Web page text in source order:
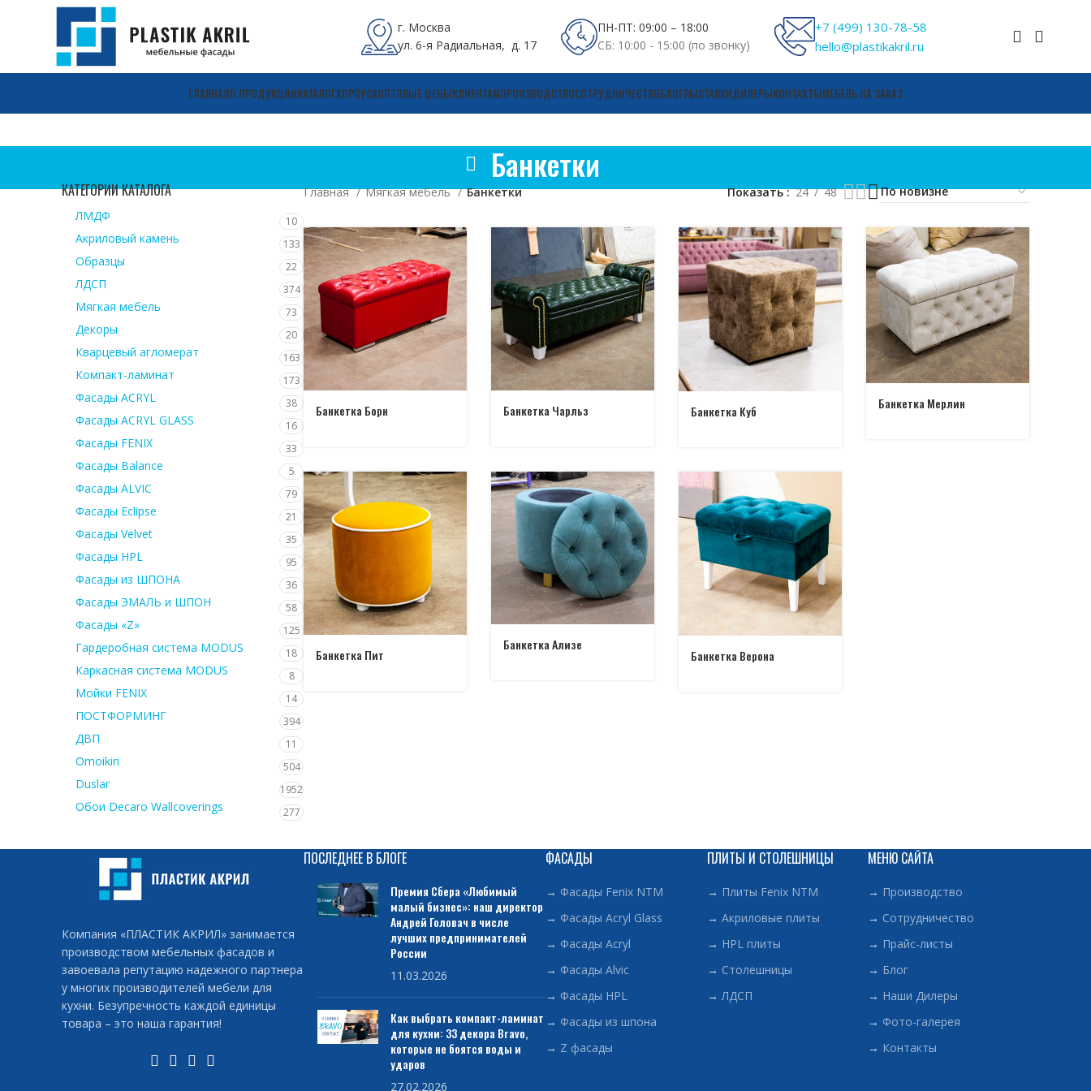
г. Москва
ул. 6-я Радиальная, д. 17
ПН-ПТ: 09:00 – 18:00
СБ: 10:00 - 15:00 (по звонку)
+7 (499) 130-78-58
hello@plastikakril.ru
ГЛАВНАЯО ПРОДУКЦИИКАТАЛОГКОРПУСАОПТОВЫЕ ЦЕНЫКЛИЕНТАМПРОИЗВОДСТВОСОТРУДНИЧЕСТВОБЛОГВЫСТАВКИДИЛЕРЫКОНТАКТЫМЕБЕЛЬ НА ЗАКАЗ
Банкетки
КАТЕГОРИИ КАТАЛОГА
ЛМДФ 10
Акриловый камень 133
Образцы 22
ЛДСП 374
Мягкая мебель 73
Декоры 20
Кварцевый агломерат 163
Компакт-ламинат 173
Фасады ACRYL 38
Фасады ACRYL GLASS 16
Фасады FENIX 33
Фасады Balance 5
Фасады ALVIC 79
Фасады Eclipse 21
Фасады Velvet 35
Фасады HPL 95
Фасады из ШПОНА 36
Фасады ЭМАЛЬ и ШПОН 58
Фасады «Z» 125
Гардеробная система MODUS 18
Каркасная система MODUS 8
Мойки FENIX 14
ПОСТФОРМИНГ 394
ДВП 11
Omoikiri 504
Duslar 1952
Обои Decaro Wallcoverings 277
Главная Мягкая мебель Банкетки Показать 24 48
Банкетка Борн Банкетка Чарльз Банкетка Куб Банкетка Мерлин
Банкетка Пит
Банкетка Ализе
Банкетка Верона
Компания «ПЛАСТИК АКРИЛ» занимается
производством мебельных фасадов и
завоевала репутацию надежного партнера
у многих производителей мебели для
кухни. Безупречность каждой единицы
товара – это наша гарантия!
ПОСЛЕДНЕЕ В БЛОГЕ
Премия Сбера «Любимый
малый бизнес»: наш директор
Андрей Головач в числе
лучших предпринимателей
России
11.03.2026
Как выбрать компакт-ламинат
для кухни: 33 декора Bravo,
которые не боятся воды и
ударов
27.02.2026
ФАСАДЫ
→ Фасады Fenix NTM
→ Фасады Acryl Glass
→ Фасады Acryl
→ Фасады Alvic
→ Фасады HPL
→ Фасады из шпона
→ Z фасады
ПЛИТЫ И СТОЛЕШНИЦЫ
→ Плиты Fenix NTM
→ Акриловые плиты
→ HPL плиты
→ Столешницы
→ЛДСП
МЕНЮ САЙТА
→ Производство
→ Сотрудничество
→ Прайс-листы
→ Блог
→ Наши Дилеры
→ Фото-галерея
→ Контакты